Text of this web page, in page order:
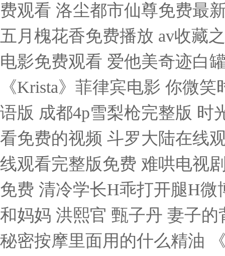
费观看 洛尘都市仙尊免费最
五月槐花香免费播放 av收藏
电影免费观看 爱他美奇迹白
《Krista》菲律宾电影 你微
语版 成都4p雪梨枪完整版 时
看免费的视频 斗罗大陆在线
线观看完整版免费 难哄电视
免费 清冷学长H乖打开腿H
和妈妈 洪熙官 甄子丹 妻子
秘密按摩里面用的什么精油